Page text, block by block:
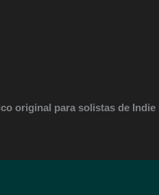
original para solistas de